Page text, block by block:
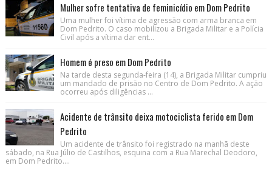
Mulher sofre tentativa de feminicídio em Dom Pedrito
Uma mulher foi vítima de agressão com arma branca em
Dom Pedrito. O caso mobilizou a Brigada Militar e a Polícia
Civil após a vítima dar ent...
Homem é preso em Dom Pedrito
Na tarde desta segunda-feira (14), a Brigada Militar cumpriu
um mandado de prisão no Centro de Dom Pedrito. A ação
ocorreu após diligências ...
Acidente de trânsito deixa motociclista ferido em Dom
Pedrito
Um acidente de trânsito foi registrado na manhã deste
sábado, na Rua Júlio de Castilhos, esquina com a Rua Marechal Deodoro,
em Dom Pedrito....